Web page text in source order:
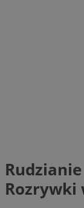
Rozrywki